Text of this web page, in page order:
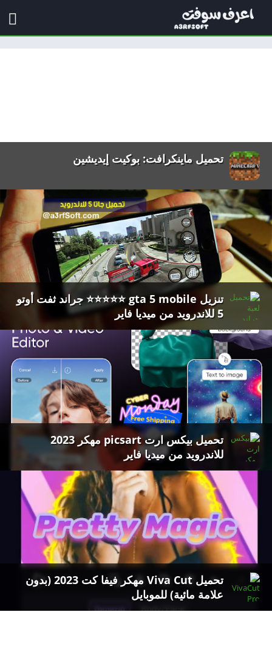
تحميل ماينكرافت: بوكيت إيديشين
تنزيل gta 5 mobile ⭐⭐⭐⭐⭐ جراند ثفت أوتو
5 للاندرويد من ميديا فاير
تحميل بيكس ارت picsart مهكر 2023
للاندرويد من ميديا فاير
تحميل Viva Cut مهكر فيفا كت 2023 (بدون
علامة مائية) للموبايل